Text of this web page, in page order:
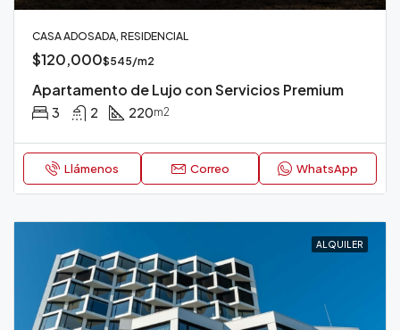
CASA ADOSADA, RESIDENCIAL
$120,000$545/m2
Apartamento de Lujo con Servicios Premium
3 2 220m2
Llámenos Correo WhatsApp
ALQUILER